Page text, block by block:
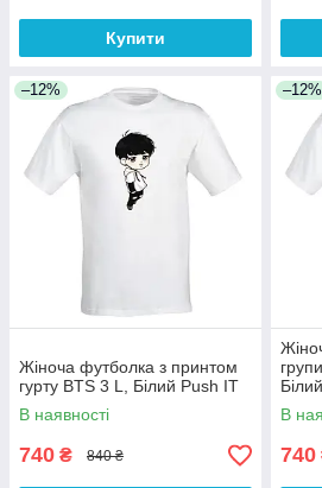
Купити
–12%
Жіноча футболка з принтом
гурту BTS 3 L, Білий Push IT
В наявності
740 ₴ 840 ₴
–12%
В
740